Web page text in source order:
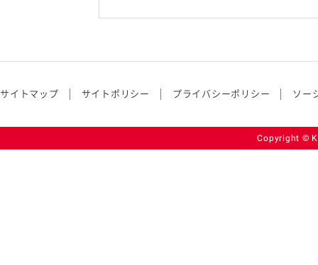
サイトマップ サイトポリシー プライバシーポリシー ソー
Copyright ©